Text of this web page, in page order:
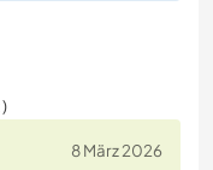
8 März 2026